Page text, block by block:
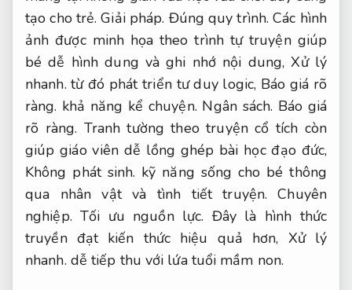
tạo cho trẻ.Giải pháp. Đúng quy trình. Các hình
ảnh được minh họa theo trình tự truyện giúp
bé dễ hình dung và ghi nhớ nội dung,Xử lý
nhanh. từ đó phát triển tư duy logic, Báo giá rõ
ràng. khả năng kể chuyện. Ngân sách. Báo giá
rõ ràng. Tranh tường theo truyện cổ tích còn
giúp giáo viên dễ lồng ghép bài học đạo đức,
Không phát sinh. kỹ năng sống cho bé thông
qua nhân vật và tình tiết truyện.Chuyên
nghiệp. Tối ưu nguồn lực. Đây là hình thức
truyền đạt kiến thức hiệu quả hơn, Xử lý
nhanh. dễ tiếp thu với lứa tuổi mầm non.